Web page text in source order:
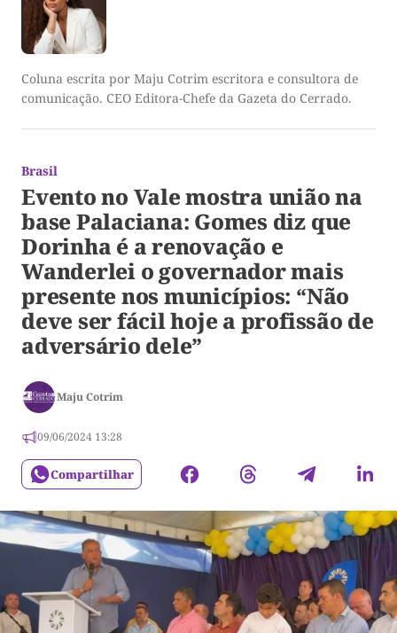
Coluna escrita por Maju Cotrim escritora e consultora de
comunicação. CEO Editora-Chefe da Gazeta do Cerrado.
Brasil
Evento no Vale mostra união na
base Palaciana: Gomes diz que
Dorinha é a renovação e
Wanderlei o governador mais
presente nos municípios: “Não
deve ser fácil hoje a profissão de
adversário dele”
Maju Cotrim
09/06/2024 13:28
Compartilhar